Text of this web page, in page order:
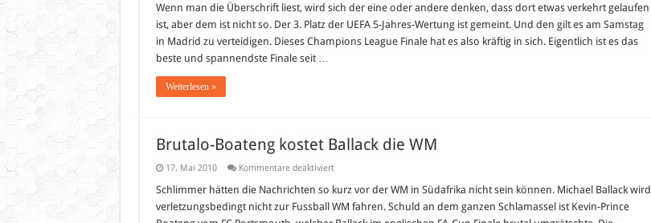
Wenn man die Überschrift liest, wird sich der eine oder andere denken, dass dort etwas verkehrt gelaufen
ist, aber dem ist nicht so. Der 3. Platz der UEFA 5-Jahres-Wertung ist gemeint. Und den gilt es am Samstag
in Madrid zu verteidigen. Dieses Champions League Finale hat es also kräftig in sich. Eigentlich ist es das
beste und spannendste Finale seit …
Weiterlesen »
Brutalo-Boateng kostet Ballack die WM
17. Mai 2010 Kommentare deaktiviertfür
Boateng
Ballack
die
Schlimmer hätten die Nachrichten so kurz vor der WM in Südafrika nicht sein können. Michael Ballack wird
verletzungsbedingt nicht zur Fussball WM fahren. Schuld an dem ganzen Schlamassel ist Kevin-Prince